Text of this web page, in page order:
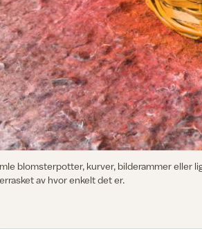
blomsterpotter, kurver, bilderammer eller
av hvor enkelt det er.